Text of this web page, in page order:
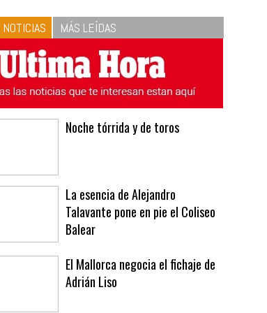
respeta las proporciones.
Recetas de vinagreta
NOTICIAS MÁS LEÍDAS
Talavante pone en pie el Coliseo
Balear